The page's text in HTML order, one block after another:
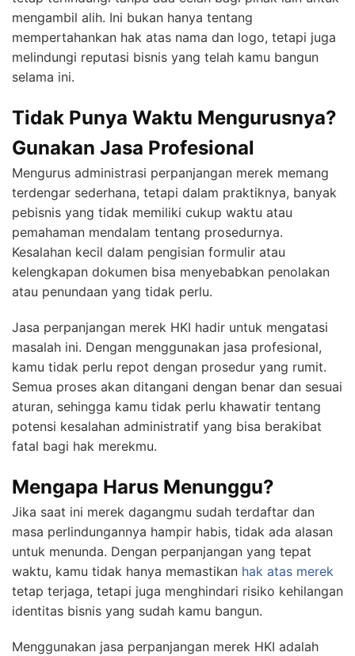
mengambil alih. Ini bukan hanya tentang
mempertahankan hak atas nama dan logo, tetapi juga
melindungi reputasi bisnis yang telah kamu bangun
selama ini.
Tidak Punya Waktu Mengurusnya?
Gunakan Jasa Profesional
Mengurus administrasi perpanjangan merek memang
terdengar sederhana, tetapi dalam praktiknya, banyak
pebisnis yang tidak memiliki cukup waktu atau
pemahaman mendalam tentang prosedurnya.
Kesalahan kecil dalam pengisian formulir atau
kelengkapan dokumen bisa menyebabkan penolakan
atau penundaan yang tidak perlu.
Jasa perpanjangan merek HKI hadir untuk mengatasi
masalah ini. Dengan menggunakan jasa profesional,
kamu tidak perlu repot dengan prosedur yang rumit.
Semua proses akan ditangani dengan benar dan sesuai
aturan, sehingga kamu tidak perlu khawatir tentang
potensi kesalahan administratif yang bisa berakibat
fatal bagi hak merekmu.
Mengapa Harus Menunggu?
Jika saat ini merek dagangmu sudah terdaftar dan
masa perlindungannya hampir habis, tidak ada alasan
untuk menunda. Dengan perpanjangan yang tepat
waktu, kamu tidak hanya memastikan hak atas merek
tetap terjaga, tetapi juga menghindari risiko kehilangan
identitas bisnis yang sudah kamu bangun.
Menggunakan jasa perpanjangan merek HKI adalah